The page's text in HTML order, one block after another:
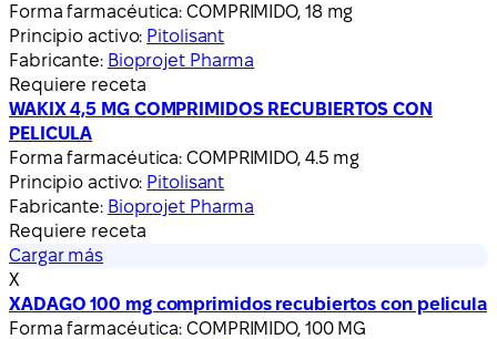
Forma farmacéutica: COMPRIMIDO, 18 mg
Principio activo: Pitolisant
Fabricante: Bioprojet Pharma
Requiere receta
WAKIX 4,5 MG COMPRIMIDOS RECUBIERTOS CON
PELICULA
Forma farmacéutica: COMPRIMIDO, 4.5 mg
Principio activo: Pitolisant
Fabricante: Bioprojet Pharma
Requiere receta
Cargar más
X
XADAGO 100 mg comprimidos recubiertos con pelicula
Forma farmacéutica: COMPRIMIDO, 100 MG